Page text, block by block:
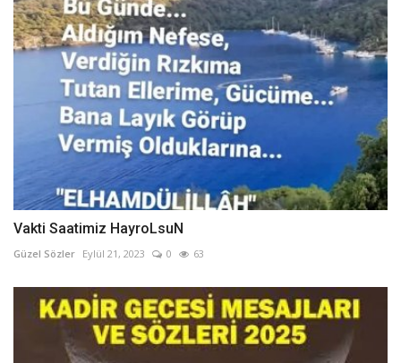
Vakti Saatimiz HayroLsuN
Güzel Sözler Eylül 21, 2023 0 63